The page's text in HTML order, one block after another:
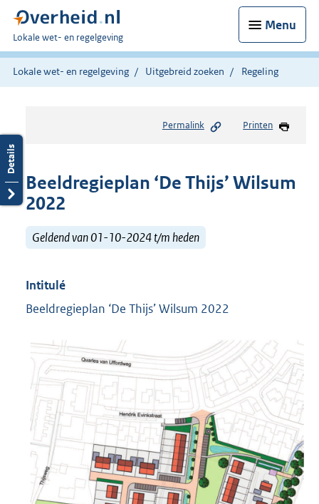
Menu
U
bent
hier:
Lokale wet- en regelgeving
Lokale wet- en regelgeving Uitgebreid zoeken Regeling
Permalink Printen
Beeldregieplan ‘De Thijs’ Wilsum
2022
Geldend van 01-10-2024 t/m heden
Intitulé
Beeldregieplan ‘De Thijs’ Wilsum 2022